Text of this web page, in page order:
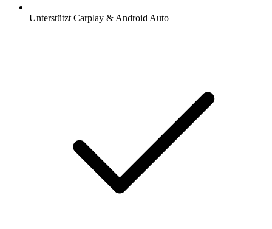
Unterstützt Carplay & Android Auto